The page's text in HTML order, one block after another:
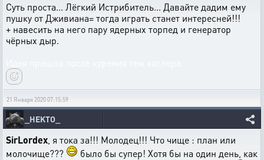
Суть проста... Лёгкий Истрибитель... Давайте дадим ему
пушку от Дживиана= тогда играть станет интересней!!!
+ навесить на него пару ядерных торпед и генератор
чёрных дыр.
21 Января 2020 07:15:59
_HEKTO_
SirLordex , я тока за!!! Молодец!!! Что чище : план или
молочище???
было бы супер! Хотя бы на один день, как